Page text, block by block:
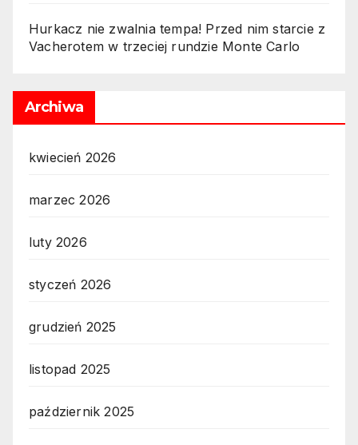
Hurkacz nie zwalnia tempa! Przed nim starcie z
Vacherotem w trzeciej rundzie Monte Carlo
Archiwa
kwiecień 2026
marzec 2026
luty 2026
styczeń 2026
grudzień 2025
listopad 2025
październik 2025